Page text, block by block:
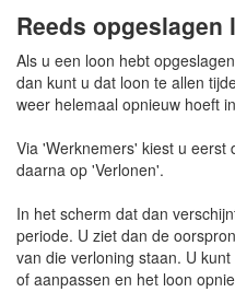
Reeds
Als u een loon hebt
dan kunt u dat loon te allen
weer helemaal opnieuw hoeft
Via 'Werknemers' kiest u eerst
daarna op 'Verlonen'.
In het scherm dat dan
periode. U ziet dan de
van die verloning staan. U
of aanpassen en het loon